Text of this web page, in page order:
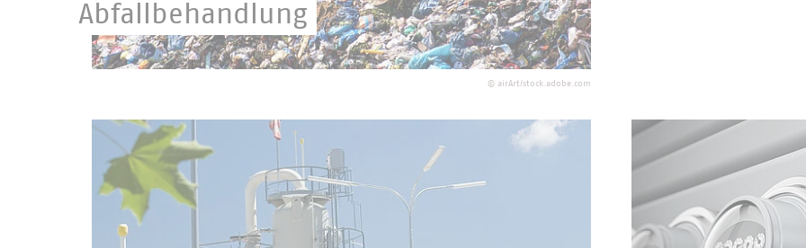
Abfallbehandlung
Europameister im Recycling dank kommunaler Abfallbetriebe.
© airArt/stock.adobe.com